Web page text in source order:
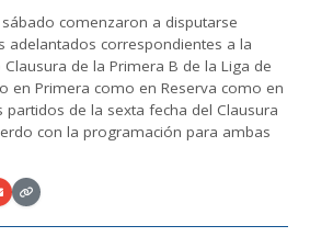
sábado comenzaron a disputarse
adelantados correspondientes a la
de la Primera B de la Liga de
en Primera como en Reserva como en
partidos de la sexta fecha del Clausura
con la programación para ambas